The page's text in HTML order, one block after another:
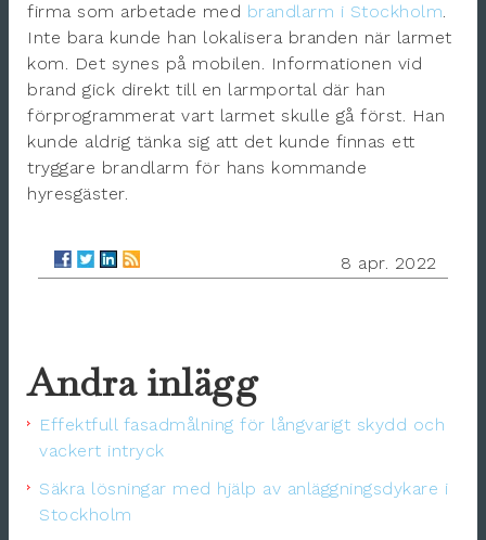
firma som arbetade med brandlarm i Stockholm.
Inte bara kunde han lokalisera branden när larmet
kom. Det synes på mobilen. Informationen vid
brand gick direkt till en larmportal där han
förprogrammerat vart larmet skulle gå först. Han
kunde aldrig tänka sig att det kunde finnas ett
tryggare brandlarm för hans kommande
hyresgäster.
8 apr. 2022
Andra inlägg
Effektfull fasadmålning för långvarigt skydd och
vackert intryck
Säkra lösningar med hjälp av anläggningsdykare i
Stockholm